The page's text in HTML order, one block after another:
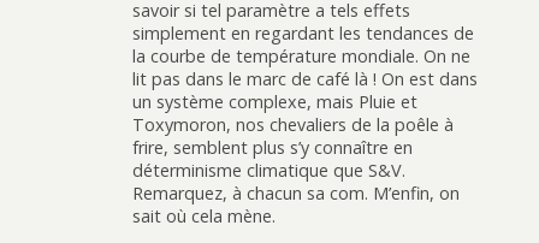
savoir si tel paramètre a tels effets
simplement en regardant les tendances de
la courbe de température mondiale. On ne
lit pas dans le marc de café là ! On est dans
un système complexe, mais Pluie et
Toxymoron, nos chevaliers de la poêle à
frire, semblent plus s’y connaître en
déterminisme climatique que S&V.
Remarquez, à chacun sa com. M’enfin, on
sait où cela mène.